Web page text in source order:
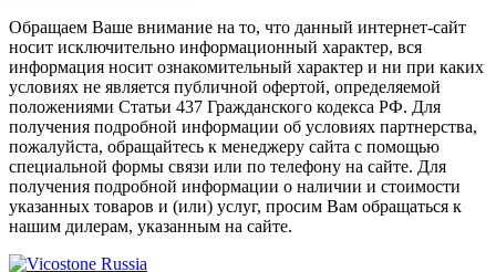
Обращаем Ваше внимание на то, что данный интернет-сайт
носит исключительно информационный характер, вся
информация носит ознакомительный характер и ни при каких
условиях не является публичной офертой, определяемой
положениями Статьи 437 Гражданского кодекса РФ. Для
получения подробной информации об условиях партнерства,
пожалуйста, обращайтесь к менеджеру сайта с помощью
специальной формы связи или по телефону на сайте. Для
получения подробной информации о наличии и стоимости
указанных товаров и (или) услуг, просим Вам обращаться к
нашим дилерам, указанным на сайте.